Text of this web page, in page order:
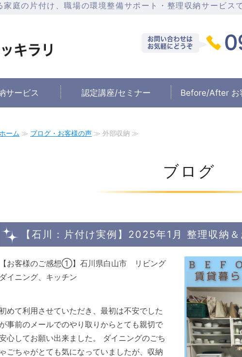
庭の片付け、職場の環境整備サポート・整理収納サービスで
サービス 認定講座/セミナー Before/After お
ホーム ≫ ブログ・お客様の声 ≫ 外部収納 ≫
ブログ
【石川：片付け実例】2025年1月 整理収納
【お客様のご感想①】石川県白山市 リビング
ダイニング、キッチン
めて利用させていただき、最初は不安でした
が事前のメールでのやり取りからとても親切で
心してお願い出来ました。 ダイニングのごち
ゃごちゃがとても気になっていましたが、収納